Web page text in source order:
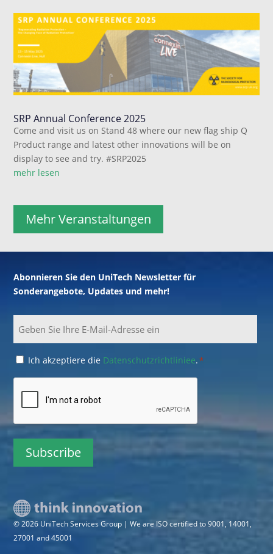
SRP Annual Conference 2025
Come and visit us on Stand 48 where our new flag ship Q
Product range and latest other innovations will be on
display to see and try. #SRP2025
mehr lesen
Mehr Veranstaltungen
Abonnieren Sie den UniTech Newsletter für
Sonderangebote, Updates und mehr!
Consent
Ich akzeptiere die Datenschutzrichtliniee.*
© 2026 UniTech Services Group | We are ISO certified to 9001, 14001,
27001 and 45001